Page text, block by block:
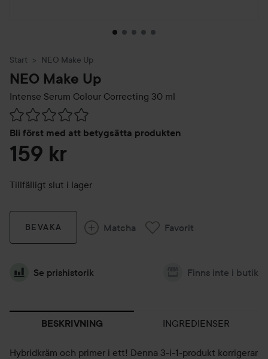
Start NEO Make Up
NEO Make Up
Intense Serum Colour Correcting 30 ml
Bli först med att betygsätta produkten
Hoppa till Betyg & kommentarer
159 kr
Tillfälligt slut i lager
BEVAKA Matcha Favorit
Se prishistorik Finns inte i butik
BESKRIVNING INGREDIENSER
Hybridkräm och primer i ett! Denna 3-i-1-produkt korrigerar